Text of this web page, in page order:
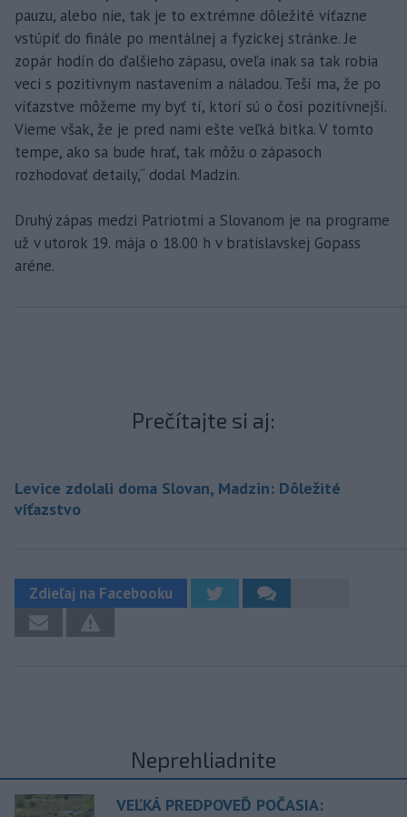
pauzu, alebo nie, tak je to extrémne dôležité víťazne
vstúpiť do finále po mentálnej a fyzickej stránke. Je
zopár hodín do ďalšieho zápasu, oveľa inak sa tak robia
veci s pozitívnym nastavením a náladou. Teší ma, že po
víťazstve môžeme my byť tí, ktorí sú o čosi pozitívnejší.
Vieme však, že je pred nami ešte veľká bitka. V tomto
tempe, ako sa bude hrať, tak môžu o zápasoch
rozhodovať detaily,“ dodal Madzin.
Druhý zápas medzi Patriotmi a Slovanom je na programe
už v utorok 19. mája o 18.00 h v bratislavskej Gopass
aréne.
Prečítajte si aj:
Levice zdolali doma Slovan, Madzin: Dôležité
víťazstvo
Zdieľaj na Facebooku
Neprehliadnite
VEĽKÁ PREDPOVEĎ POČASIA: